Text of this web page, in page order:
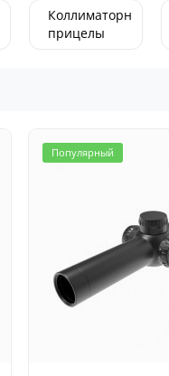
Коллиматорные
прицелы
Популярный